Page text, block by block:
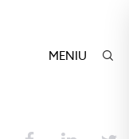
MENIU